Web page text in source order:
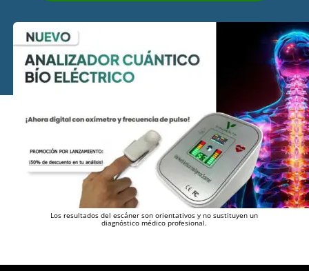
Los resultados del escáner son orientativos y no sustituyen un
diagnóstico médico profesional.